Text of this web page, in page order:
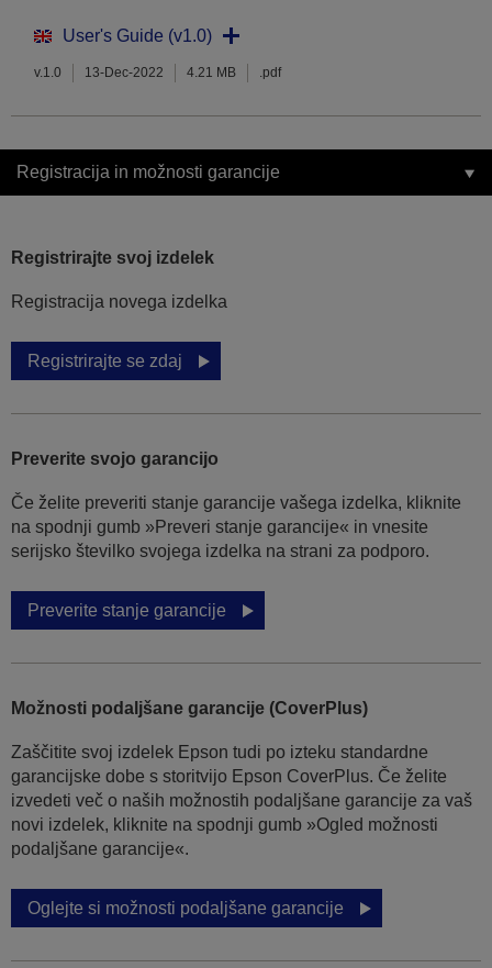
User's Guide (v1.0)
v.1.0 13-Dec-2022 4.21 MB .pdf
Registracija in možnosti garancije
Registrirajte svoj izdelek
Registracija novega izdelka
Registrirajte se zdaj
Preverite svojo garancijo
Če želite preveriti stanje garancije vašega izdelka, kliknite
na spodnji gumb »Preveri stanje garancije« in vnesite
serijsko številko svojega izdelka na strani za podporo.
Preverite stanje garancije
Možnosti podaljšane garancije (CoverPlus)
Zaščitite svoj izdelek Epson tudi po izteku standardne
garancijske dobe s storitvijo Epson CoverPlus. Če želite
izvedeti več o naših možnostih podaljšane garancije za vaš
novi izdelek, kliknite na spodnji gumb »Ogled možnosti
podaljšane garancije«.
Oglejte si možnosti podaljšane garancije